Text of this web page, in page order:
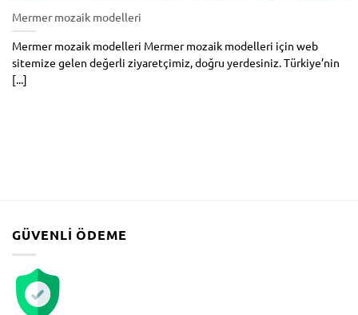
Mermer mozaik modelleri
Mermer mozaik modelleri Mermer mozaik modelleri için web
sitemize gelen değerli ziyaretçimiz, doğru yerdesiniz. Türkiye’nin
[...]
GÜVENLI ÖDEME